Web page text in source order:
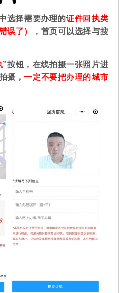
选择需要办理的证件回执类
误了）
，首页可以选择与搜
”按钮，在线拍摄一张照片进
摄，一定不要把办理的城市